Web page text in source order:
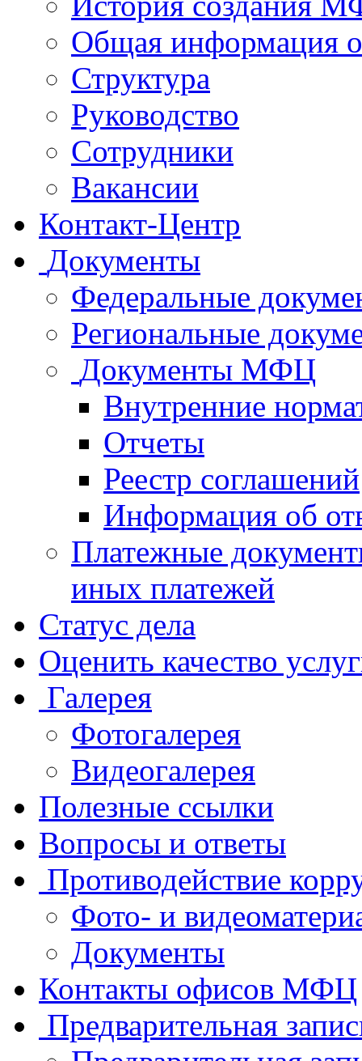
Общая
Структура
Руководство
Сотрудники
Вакансии
Контакт-Центр
Документы
Федеральные
Региональные
Документы МФЦ
Внутренние
Отчеты
Реестр соглашений
Информация об
Платежные
иных платежей
Статус дела
Оценить качество
Галерея
Фотогалерея
Видеогалерея
Полезные ссылки
Вопросы и ответы
Противодействие
Фото- и
Документы
Контакты офисов МФЦ
Предварительная